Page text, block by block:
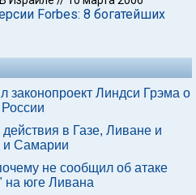
Forbes: 8 богатейших
Линдси Грэма о
в Газе, Ливане и
и Самарии
не сообщил об атаке
на юге Ливана